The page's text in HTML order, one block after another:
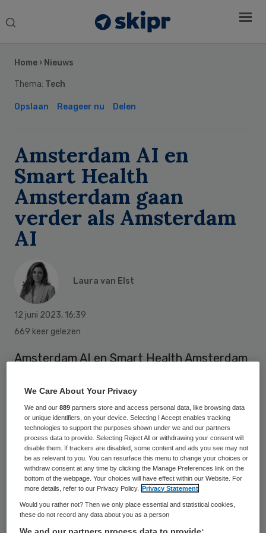
Search
Home › Nieuws
Thema: Tech
Opslaan Reageer nu Delen
Amsterdam AI en
Smart Health
Amsterdam gaan
verder als Amsterdam
AI
Laura van Elst
12 juni 2023, 16:39
669 keer gelezen
Amsterdam AI en Smart Health Amsterdam
samenwerkingsverband ontwikkelt onder
meer verantwoorde AI-toepassingen in de
zorg.
Amsterdam AI bestaat sinds eind 2019.
Hogeschool van Amsterdam, de Universiteit
van Amsterdam, de Vrije Universiteit
Amsterdam, Sanquin, het Antoni van
Sidebar
We Care About Your Privacy
We and our889 partners store and access personal data, like browsing data
or unique identifiers, on your device. Selecting I Accept enables tracking
technologies to support the purposes shown under we and our partners
process data to provide. Selecting Reject All or withdrawing your consent will
disable them. If trackers are disabled, some content and ads you see may not
be as relevant to you. You can resurface this menu to change your choices or
withdraw consent at any time by clicking the Manage Preferences link on the
bottom of the webpage. Your choices will have effect within our Website. For
more details, refer to our Privacy Policy.
Privacy Statement
Would you rather not? Then we only place essential and statistical cookies,
these do not record any data about you as a person
We and our partners process data to provide: